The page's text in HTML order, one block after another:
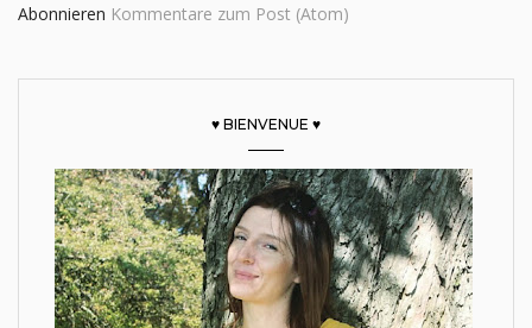
Abonnieren Kommentare zum Post (Atom)
♥ BIENVENUE ♥